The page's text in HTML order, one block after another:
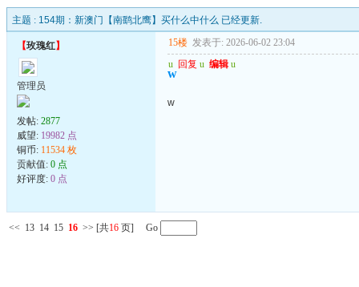
主题 : 154期：新澳门【南鹞北鹰】买什么中什么 已经更新.
【玫瑰红】
管理员
发帖: 2877
威望: 19982 点
铜币: 11534 枚
贡献值: 0 点
好评度: 0 点
15楼 发表于: 2026-06-02 23:04
u 回复 u 编辑 u
w
w
<< 13 14 15 16 >> [共16 页] Go